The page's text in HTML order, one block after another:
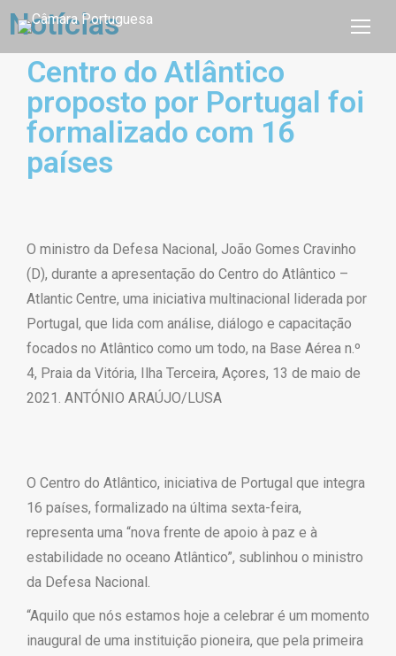
Notícias
Centro do Atlântico
proposto por Portugal foi
formalizado com 16
países
O ministro da Defesa Nacional, João Gomes Cravinho
(D), durante a apresentação do Centro do Atlântico –
Atlantic Centre, uma iniciativa multinacional liderada por
Portugal, que lida com análise, diálogo e capacitação
focados no Atlântico como um todo, na Base Aérea n.º
4, Praia da Vitória, Ilha Terceira, Açores, 13 de maio de
2021. ANTÓNIO ARAÚJO/LUSA
O Centro do Atlântico, iniciativa de Portugal que integra
16 países, formalizado na última sexta-feira,
representa uma “nova frente de apoio à paz e à
estabilidade no oceano Atlântico”, sublinhou o ministro
da Defesa Nacional.
“Aquilo que nós estamos hoje a celebrar é um momento
inaugural de uma instituição pioneira, que pela primeira